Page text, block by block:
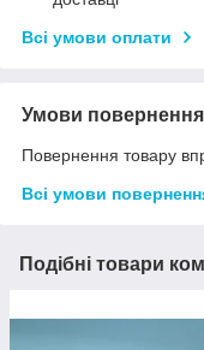
Всі умови оплати
Умови повернення
Повернення товару
Всі умови
Подібні товари